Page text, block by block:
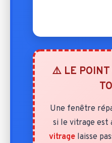
⚠️ LE POINT
Une fenêtre
si le vitrage est
vitragelaisse